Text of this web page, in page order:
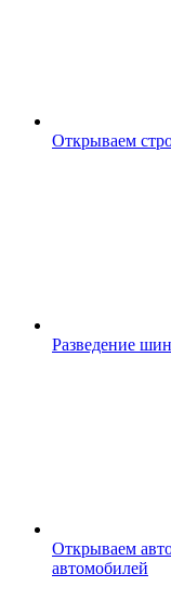
Открываем
Разведение
Открываем
автомобилей